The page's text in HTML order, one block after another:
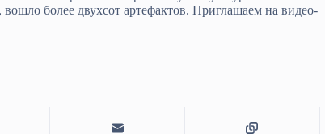
более двухсот артефактов. Приглашаем на видео-